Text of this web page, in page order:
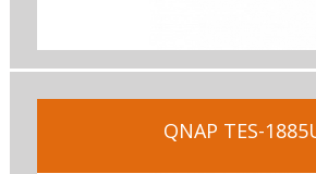
QNAP TES-